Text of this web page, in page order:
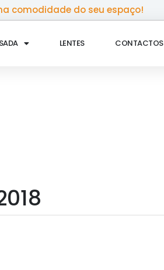
comodidade do seu espaço!
LENTES CONTACTOS